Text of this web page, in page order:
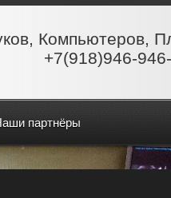
Компьютеров,
+7(918)946-
партнёры